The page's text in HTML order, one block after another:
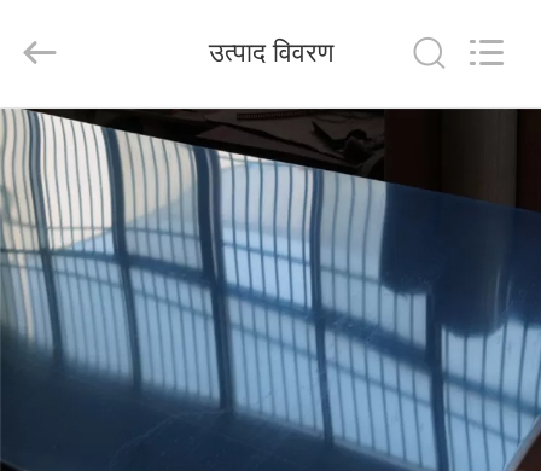
घर
उत्पादों
वीडियो
हमारे
Product
Co.,Ltd.
Reserved.
उत्पाद विवरण